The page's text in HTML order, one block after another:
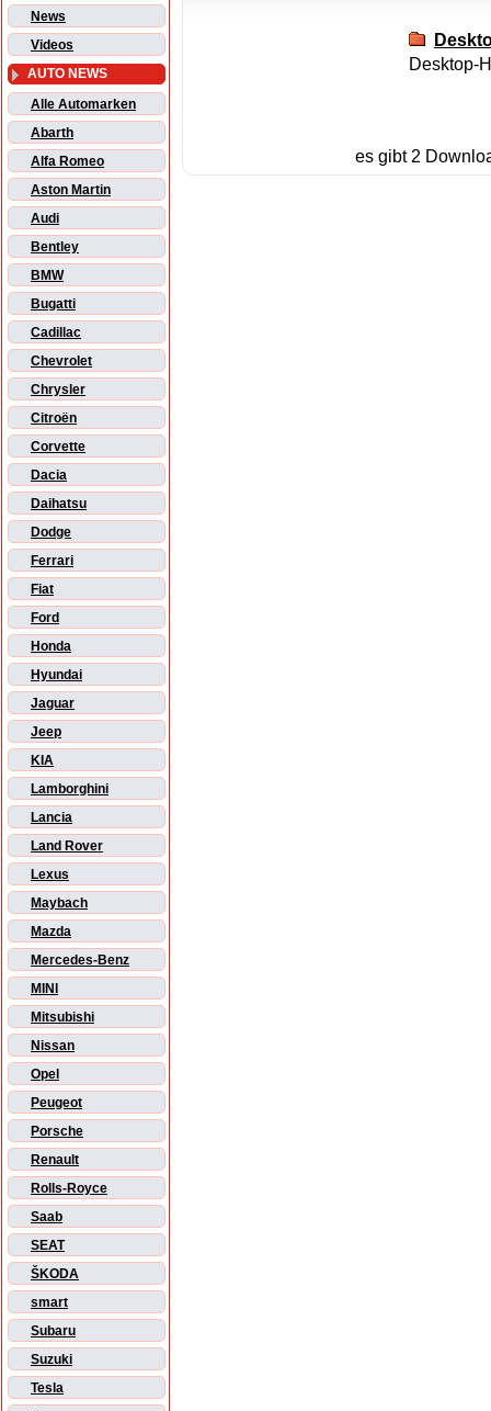
News
Videos
AUTO NEWS
Alle Automarken
Abarth
Alfa Romeo
Aston Martin
Audi
Bentley
BMW
Bugatti
Cadillac
Chevrolet
Chrysler
Citroën
Corvette
Dacia
Daihatsu
Dodge
Ferrari
Fiat
Ford
Honda
Hyundai
Jaguar
Jeep
KIA
Lamborghini
Lancia
Land Rover
Lexus
Maybach
Mazda
Mercedes-Benz
MINI
Mitsubishi
Nissan
Opel
Peugeot
Porsche
Renault
Rolls-Royce
Saab
SEAT
ŠKODA
smart
Subaru
Suzuki
Tesla
Desktop-
es gibt 2